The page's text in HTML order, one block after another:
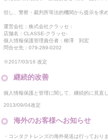
但し、警察・裁判所等法的機関から提示を求
運営会社：株式会社クラッセ：
店舗名：CLASSE-クラッセ-
個人情報保護管理責任者：柳澤 到宏
問合せ先：079-289-0202
※2017/03/16 改定
継続的改善
個人情報保護と管理に関して、継続的に見直
2013/09/04改定
海外のお客様へお知らせ
・コンタクトレンズの海外発送は行っており